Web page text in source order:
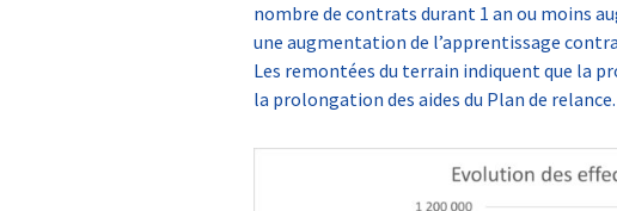
nombre de contrats durant 1 an ou moins
une augmentation de l’apprentissage
Les remontées du terrain indiquent que la
la prolongation des aides du Plan de relance.